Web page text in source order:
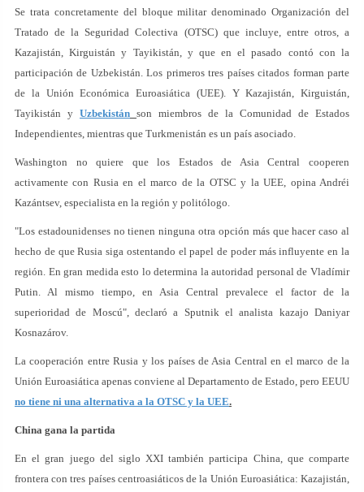
Se trata concretamente del bloque militar denominado Organización del
Tratado de la Seguridad Colectiva (OTSC) que incluye, entre otros, a
Kazajistán, Kirguistán y Tayikistán, y que en el pasado contó con la
participación de Uzbekistán. Los primeros tres países citados forman parte
de la Unión Económica Euroasiática (UEE). Y Kazajistán, Kirguistán,
Tayikistán y Uzbekistán son miembros de la Comunidad de Estados
Independientes, mientras que Turkmenistán es un país asociado.
Washington no quiere que los Estados de Asia Central cooperen
activamente con Rusia en el marco de la OTSC y la UEE, opina Andréi
Kazántsev, especialista en la región y politólogo.
"Los estadounidenses no tienen ninguna otra opción más que hacer caso al
hecho de que Rusia siga ostentando el papel de poder más influyente en la
región. En gran medida esto lo determina la autoridad personal de Vladímir
Putin. Al mismo tiempo, en Asia Central prevalece el factor de la
superioridad de Moscú", declaró a Sputnik el analista kazajo Daniyar
Kosnazárov.
La cooperación entre Rusia y los países de Asia Central en el marco de la
Unión Euroasiática apenas conviene al Departamento de Estado, pero EEUU
no tiene ni una alternativa a la OTSC y la UEE.
China gana la partida
En el gran juego del siglo XXI también participa China, que comparte
frontera con tres países centroasiáticos de la Unión Euroasiática: Kazajistán,